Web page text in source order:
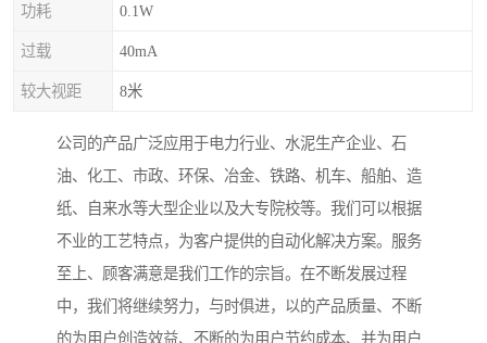
功耗 0.1W
过载 40mA
较大视距 8米
公司的产品广泛应用于电力行业、水泥生产企业、石
油、化工、市政、环保、冶金、铁路、机车、船舶、造
纸、自来水等大型企业以及大专院校等。我们可以根据
不业的工艺特点，为客户提供的自动化解决方案。服务
至上、顾客满意是我们工作的宗旨。在不断发展过程
中，我们将继续努力，与时俱进，以的产品质量、不断
的为用户创造效益、不断的为用户节约成本、并为用户